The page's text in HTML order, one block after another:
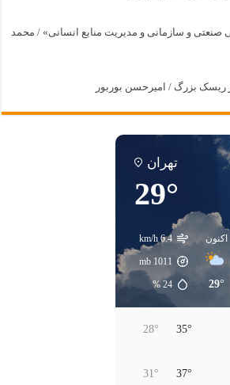
صنعتی و سازمانی و مدیریت منابع انسانی» / محمد
ریسک بزرگ / امیرحسن بوربور
تهران
29°
6.4 km/h
1011
mb
24
%
اکنون
29°
35°
28°
37°
31°